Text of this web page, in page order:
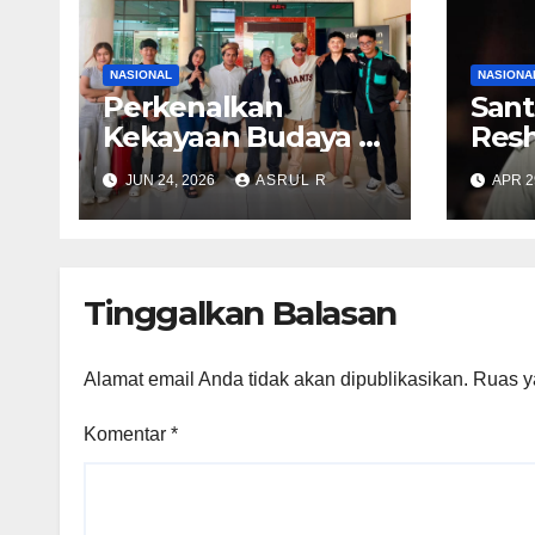
NASIONAL
Perkenalkan
Kekayaan Budaya di
Kepri, Film
“Samudra di Atas
Laut” Angkat Kisah
JUN 24, 2026 ASRUL R APR
Tinggalkan Balasan
Alamat email Anda tidak akan dipublikasikan. Ruas
Komentar *